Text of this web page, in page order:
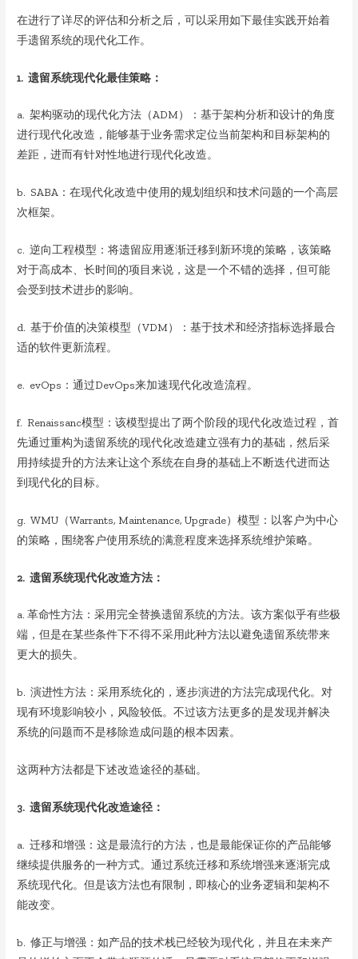
在进行了详尽的评估和分析之后，可以采用如下最佳实践开始着
手遗留系统的现代化工作。
1. 遗留系统现代化最佳策略：
a. 架构驱动的现代化方法（ADM）：基于架构分析和设计的角度
进行现代化改造，能够基于业务需求定位当前架构和目标架构的
差距，进而有针对性地进行现代化改造。
b. SABA：在现代化改造中使用的规划组织和技术问题的一个高层
次框架。
c. 逆向工程模型：将遗留应用逐渐迁移到新环境的策略，该策略
对于高成本、长时间的项目来说，这是一个不错的选择，但可能
会受到技术进步的影响。
d. 基于价值的决策模型（VDM）：基于技术和经济指标选择最合
适的软件更新流程。
e. evOps：通过DevOps来加速现代化改造流程。
f. Renaissanc模型：该模型提出了两个阶段的现代化改造过程，首
先通过重构为遗留系统的现代化改造建立强有力的基础，然后采
用持续提升的方法来让这个系统在自身的基础上不断迭代进而达
到现代化的目标。
g. WMU（Warrants, Maintenance, Upgrade）模型：以客户为中心
的策略，围绕客户使用系统的满意程度来选择系统维护策略。
2. 遗留系统现代化改造方法：
a. 革命性方法：采用完全替换遗留系统的方法。该方案似乎有些极
端，但是在某些条件下不得不采用此种方法以避免遗留系统带来
更大的损失。
b. 演进性方法：采用系统化的，逐步演进的方法完成现代化。对
现有环境影响较小，风险较低。不过该方法更多的是发现并解决
系统的问题而不是移除造成问题的根本因素。
这两种方法都是下述改造途径的基础。
3. 遗留系统现代化改造途径：
a. 迁移和增强：这是最流行的方法，也是最能保证你的产品能够
继续提供服务的一种方式。通过系统迁移和系统增强来逐渐完成
系统现代化。但是该方法也有限制，即核心的业务逻辑和架构不
能改变。
b. 修正与增强：如产品的技术栈已经较为现代化，并且在未来产